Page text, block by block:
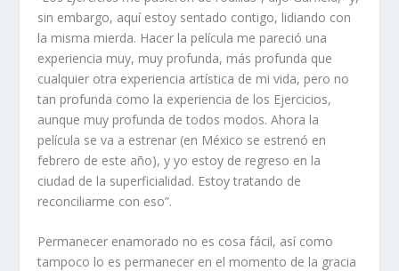
sin embargo, aquí estoy sentado contigo, lidiando con
la misma mierda. Hacer la película me pareció una
experiencia muy, muy profunda, más profunda que
cualquier otra experiencia artística de mi vida, pero no
tan profunda como la experiencia de los Ejercicios,
aunque muy profunda de todos modos. Ahora la
película se va a estrenar (en México se estrenó en
febrero de este año), y yo estoy de regreso en la
ciudad de la superficialidad. Estoy tratando de
reconciliarme con eso”.
Permanecer enamorado no es cosa fácil, así como
tampoco lo es permanecer en el momento de la gracia